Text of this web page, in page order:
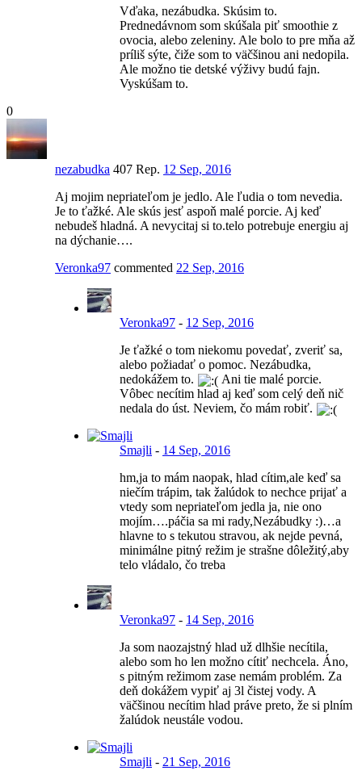
Vďaka, nezábudka. Skúsim to.
Prednedávnom som skúšala piť smoothie z
ovocia, alebo zeleniny. Ale bolo to pre mňa až
príliš sýte, čiže som to väčšinou ani nedopila.
Ale možno tie detské výživy budú fajn.
Vyskúšam to.
0
nezabudka 407 Rep. 12 Sep, 2016
Aj mojim nepriateľom je jedlo. Ale ľudia o tom nevedia.
Je to ťažké. Ale skús jesť aspoň malé porcie. Aj keď
nebudeš hladná. A nevycitaj si to.telo potrebuje energiu aj
na dýchanie….
Veronka97 commented 22 Sep, 2016
Veronka97 - 12 Sep, 2016
Je ťažké o tom niekomu povedať, zveriť sa,
alebo požiadať o pomoc. Nezábudka,
nedokážem to.
Ani tie malé porcie.
Vôbec necítim hlad aj keď som celý deň nič
nedala do úst. Neviem, čo mám robiť.
Smajli - 14 Sep, 2016
hm,ja to mám naopak, hlad cítim,ale keď sa
niečím trápim, tak žalúdok to nechce prijať a
vtedy som nepriateľom jedla ja, nie ono
mojím….páčia sa mi rady,Nezábudky :)…a
hlavne to s tekutou stravou, ak nejde pevná,
minimálne pitný režim je strašne dôležitý,aby
telo vládalo, čo treba
Veronka97 - 14 Sep, 2016
Ja som naozajstný hlad už dlhšie necítila,
alebo som ho len možno cítiť nechcela. Áno,
s pitným režimom zase nemám problém. Za
deň dokážem vypiť aj 3l čistej vody. A
väčšinou necítim hlad práve preto, že si plním
žalúdok neustále vodou.
Smajli - 21 Sep, 2016